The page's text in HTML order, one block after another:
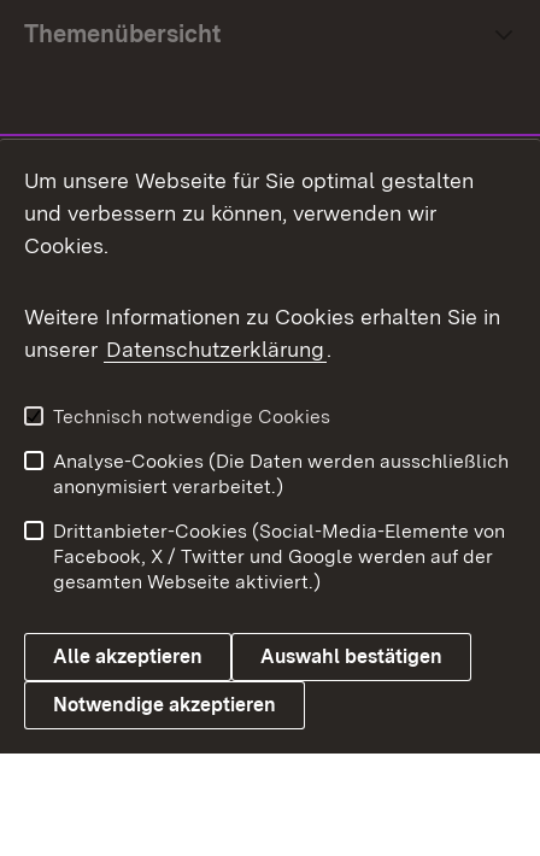
Themenübersicht
Facebook
X / Twitter
Youtube
Link zum Landesportal
Impressum
Kontakt
Barrierefreiheit
Datenschutz
Cookies
Um unsere Webseite für Sie optimal gestalten
und verbessern zu können, verwenden wir
Cookies.
Weitere Informationen zu Cookies erhalten Sie in
unserer Datenschutzerklärung.
Technisch notwendige Cookies
Analyse-Cookies (Die Daten werden ausschließlich
anonymisiert verarbeitet.)
Drittanbieter-Cookies (Social-Media-Elemente von
Facebook, X / Twitter und Google werden auf der
gesamten Webseite aktiviert.)
Alle akzeptieren Auswahl bestätigen
Notwendige akzeptieren